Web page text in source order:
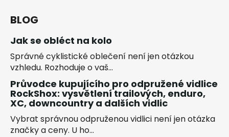
BLOG
Jak se obléct na kolo
Správné cyklistické oblečení není jen otázkou
vzhledu. Rozhoduje o vaš...
Průvodce kupujícího pro odpružené vidlice
RockShox: vysvětlení trailových, enduro,
XC, downcountry a dalších vidlic
Vybrat správnou odpruženou vidlici není jen otázka
značky a ceny. U ho...